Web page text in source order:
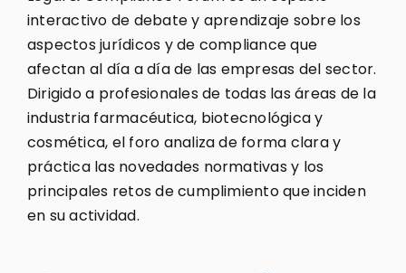
interactivo de debate y aprendizaje sobre los
aspectos jurídicos y de compliance que
afectan al día a día de las empresas del sector.
Dirigido a profesionales de todas las áreas de la
industria farmacéutica, biotecnológica y
cosmética, el foro analiza de forma clara y
práctica las novedades normativas y los
principales retos de cumplimiento que inciden
en su actividad.